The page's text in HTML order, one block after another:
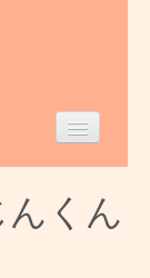
のアコムくん